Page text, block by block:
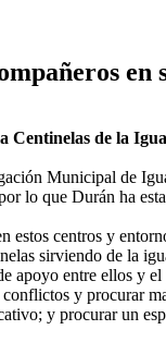
en
de la
Municipal de
lo que Durán ha
centros y
sirviendo de la
apoyo entre ellos y
y procurar
y procurar un